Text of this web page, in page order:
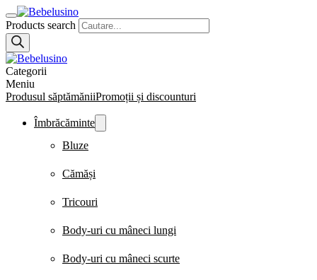
Products search
Categorii
Meniu
Produsul săptămăniiPromoții și discounturi
Îmbrăcăminte
Bluze
Cămăși
Tricouri
Body-uri cu mâneci lungi
Body-uri cu mâneci scurte